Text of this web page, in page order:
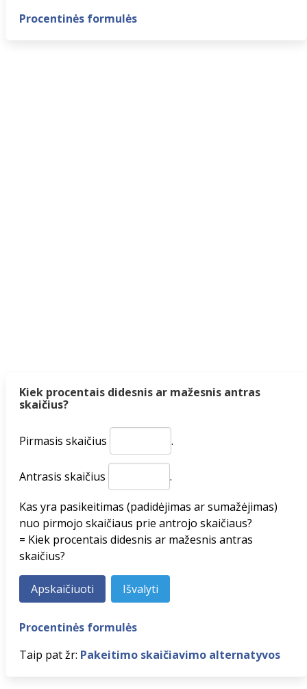
Procentinės formulės
Kiek procentais didesnis ar mažesnis antras
skaičius?
Pirmasis skaičius .
Antrasis skaičius
.
Kas yra pasikeitimas (padidėjimas ar sumažėjimas)
nuo pirmojo skaičiaus prie antrojo skaičiaus?
= Kiek procentais didesnis ar mažesnis antras
skaičius?
Procentinės formulės
Taip pat žr: Pakeitimo skaičiavimo alternatyvos